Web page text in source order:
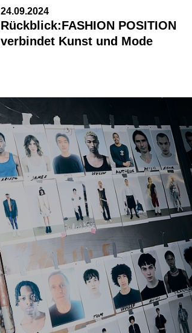
24.09.2024
Rückblick:FASHION POSITION
verbindet Kunst und Mode